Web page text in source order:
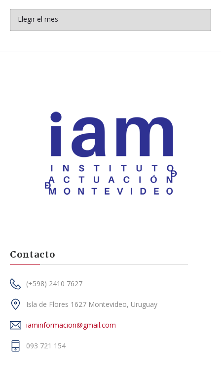
Contacto
(+598) 2410 7627
Isla de Flores 1627 Montevideo, Uruguay
iaminformacion@gmail.com
093 721 154